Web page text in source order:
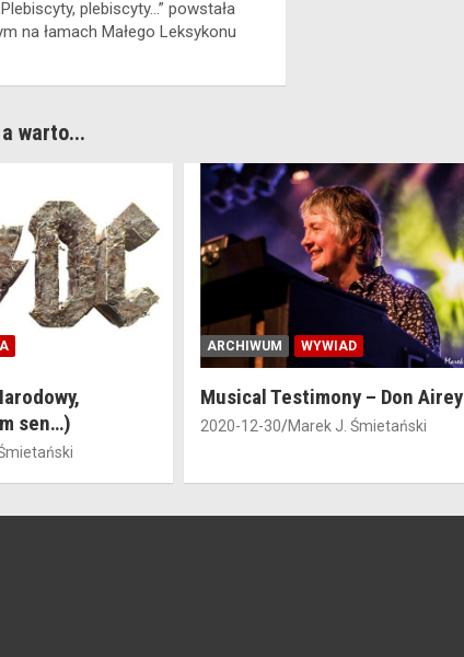
plebiscyty…” powstała
na łamach Małego Leksykonu
warto...
sen…)
ARCHIWUM WYWIAD
Musical Testimony – Don Airey
2020-12-30 Marek J. Śmietański